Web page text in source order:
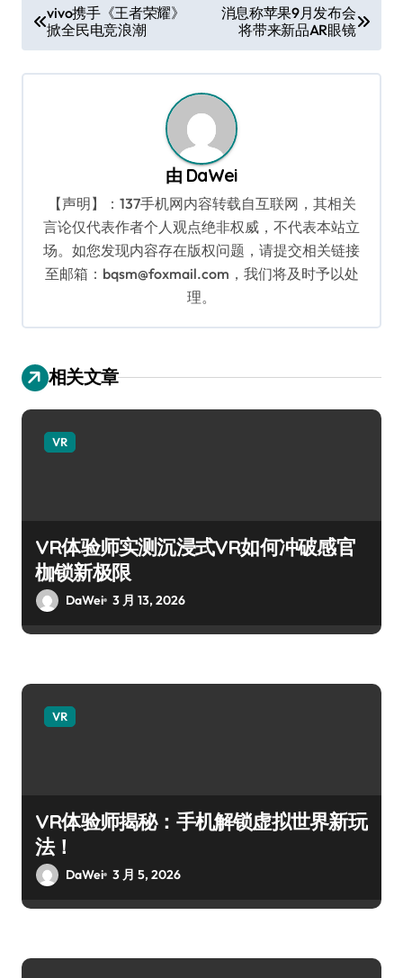
章
导
vivo携手《王者荣耀》
掀全民电竞浪潮
消息称苹果9月发布会
将带来新品AR眼镜
由 DaWei
【声明】：137手机网内容转载自互联网，其相关
言论仅代表作者个人观点绝非权威，不代表本站立
场。如您发现内容存在版权问题，请提交相关链接
至邮箱：bqsm@foxmail.com，我们将及时予以处
理。
相关文章
VR
VR体验师实测沉浸式VR如何冲破感官
枷锁新极限
DaWei 3 月 13, 2026
VR
VR体验师揭秘：手机解锁虚拟世界新玩
法！
DaWei 3 月 5, 2026